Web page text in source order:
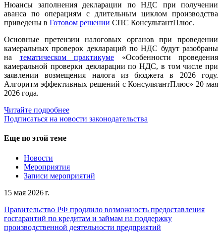
Нюансы заполнения декларации по НДС при получении
аванса по операциям с длительным циклом производства
приведены в Готовом решении СПС КонсультантПлюс.
Основные претензии налоговых органов при проведении
камеральных проверок деклараций по НДС будут разобраны
на тематическом практикуме «Особенности проведения
камеральной проверки декларации по НДС, в том числе при
заявлении возмещения налога из бюджета в 2026 году.
Алгоритм эффективных решений с КонсультантПлюс» 20 мая
2026 года.
Читайте подробнее
Подписаться на новости законодательства
Еще по этой теме
Новости
Мероприятия
Записи мероприятий
15 мая 2026 г.
Правительство РФ продлило возможность предоставления
госгарантий по кредитам и займам на поддержку
производственной деятельности предприятий